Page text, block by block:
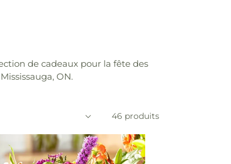
de cadeaux pour la fête des
ON.
46 produits